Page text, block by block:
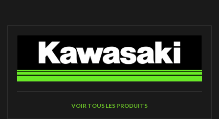
VOIR TOUS LES PRODUITS